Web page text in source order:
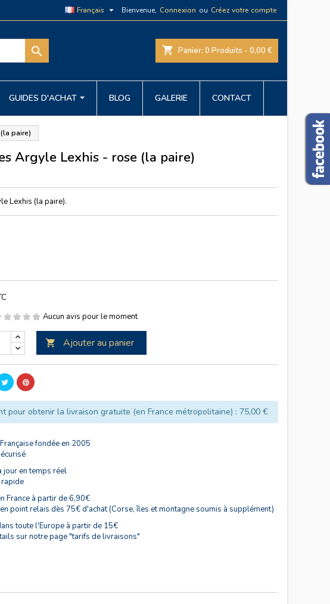
Bienvenue, Connexion ou Créez votre compte
Français 
shopping_cart Panier: 0 Produits - 0,00 €

GUIDES D'ACHAT BLOG GALERIE CONTACT
paire)
Argyle Lexhis - rose (la paire)
Lexhis (la paire).
Aucun avis pour le moment
 Ajouter au panier
pour obtenir la livraison gratuite (en France métropolitaine) : 75,00 €
fondée en 2005
jour en temps réel
France à partir de 6,90€
en point relais dès 75€ d'achat (Corse, îles et montagne soumis à supplément)
toute l'Europe à partir de 15€
sur notre page "tarifs de livraisons"